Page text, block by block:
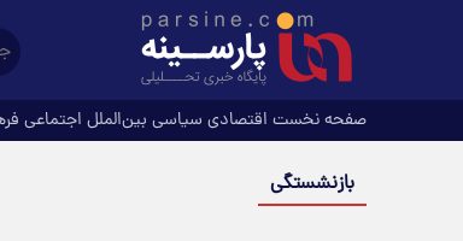
صفحه نخست اقتصادی سیاسی بین‌الملل اجتماعی
بازنشستگی